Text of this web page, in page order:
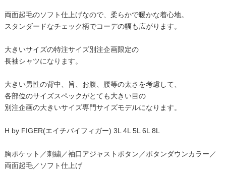
両面起毛のソフト仕上げなので、柔らかで暖かな着心地。
スタンダードなチェック柄でコーデの幅も広がります。
大きいサイズの特注サイズ別注企画限定の
長袖シャツになります。
大きい男性の背中、旨、お腹、腰等の太さを考慮して、
各部位のサイズスペックがとても大きい目の
別注企画の大きいサイズ専門サイズモデルになります。
H by FIGER(エイチバイフィガー) 3L 4L 5L 6L 8L
胸ポケット／刺繍／袖口アジャストボタン／ボタンダウンカラー／
両面起毛／ソフト仕上げ